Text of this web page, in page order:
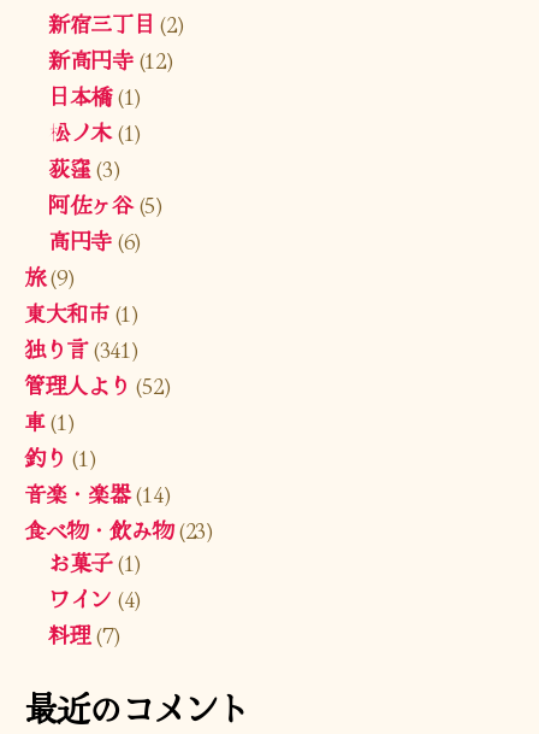
新宿三丁目 (2)
新高円寺(12)
日本橋(1)
松ノ木(1)
荻窪(3)
阿佐ヶ谷(5)
高円寺(6)
旅(9)
東大和市(1)
独り言(341)
管理人より (52)
車(1)
釣り (1)
音楽・楽器(14)
食べ物・飲み物(23)
お菓子(1)
ワイン (4)
料理(7)
最近のコメント